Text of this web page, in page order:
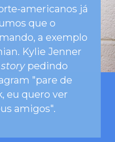
americanos já
que o
a exemplo
Kylie Jenner
story pedindo
"pare de
eu quero ver
amigos".